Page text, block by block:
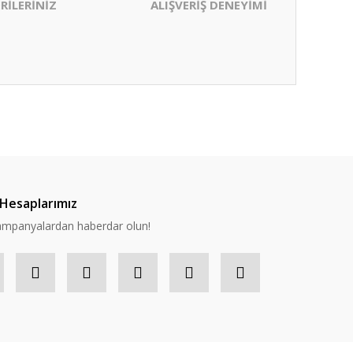
ALIŞVERİŞ DENEYİMİ
haberdar olun!